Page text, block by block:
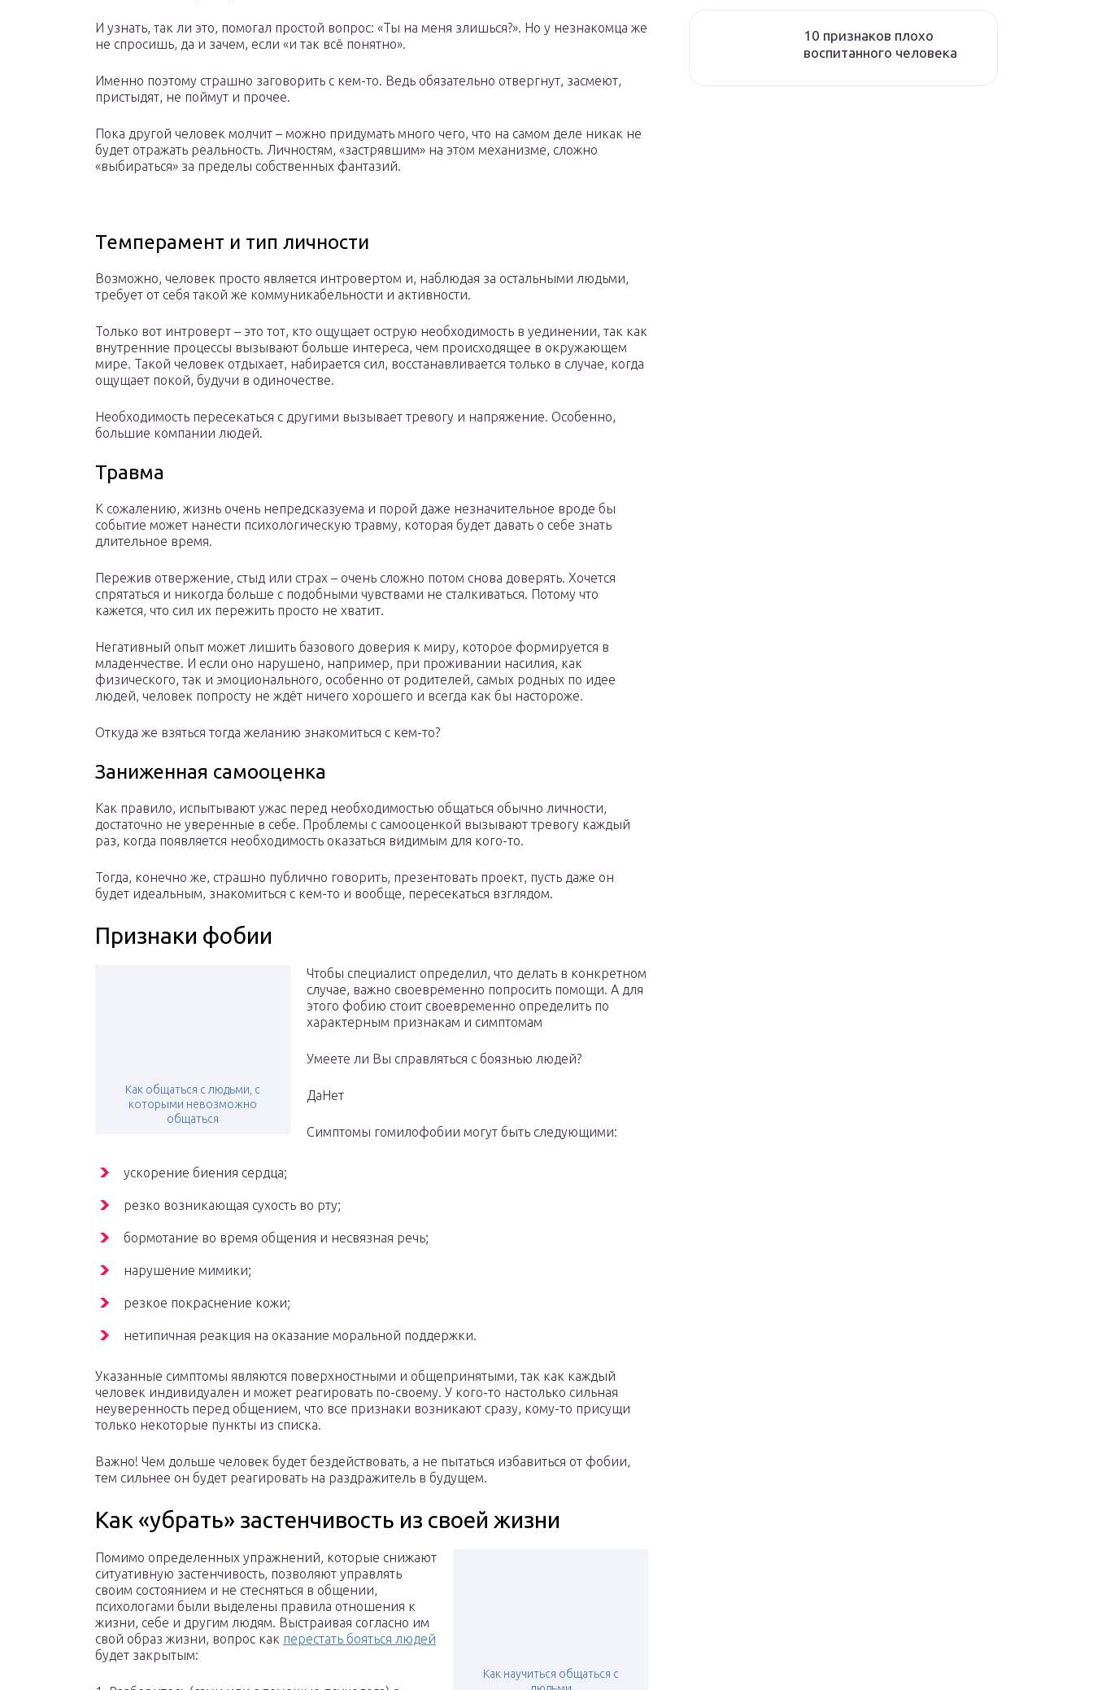
И узнать, так ли это, помогал простой вопрос: «Ты на меня злишься?». Но у незнакомца же
не спросишь, да и зачем, если «и так всё понятно».
Именно поэтому страшно заговорить с кем-то. Ведь обязательно отвергнут, засмеют,
пристыдят, не поймут и прочее.
Пока другой человек молчит – можно придумать много чего, что на самом деле никак не
будет отражать реальность. Личностям, «застрявшим» на этом механизме, сложно
«выбираться» за пределы собственных фантазий.
Темперамент и тип личности
Возможно, человек просто является интровертом и, наблюдая за остальными людьми,
требует от себя такой же коммуникабельности и активности.
Только вот интроверт – это тот, кто ощущает острую необходимость в уединении, так как
внутренние процессы вызывают больше интереса, чем происходящее в окружающем
мире. Такой человек отдыхает, набирается сил, восстанавливается только в случае, когда
ощущает покой, будучи в одиночестве.
Необходимость пересекаться с другими вызывает тревогу и напряжение. Особенно,
большие компании людей.
Травма
К сожалению, жизнь очень непредсказуема и порой даже незначительное вроде бы
событие может нанести психологическую травму, которая будет давать о себе знать
длительное время.
Пережив отвержение, стыд или страх – очень сложно потом снова доверять. Хочется
спрятаться и никогда больше с подобными чувствами не сталкиваться. Потому что
кажется, что сил их пережить просто не хватит.
Негативный опыт может лишить базового доверия к миру, которое формируется в
младенчестве. И если оно нарушено, например, при проживании насилия, как
физического, так и эмоционального, особенно от родителей, самых родных по идее
людей, человек попросту не ждёт ничего хорошего и всегда как бы настороже.
Откуда же взяться тогда желанию знакомиться с кем-то?
Заниженная самооценка
Как правило, испытывают ужас перед необходимостью общаться обычно личности,
достаточно не уверенные в себе. Проблемы с самооценкой вызывают тревогу каждый
раз, когда появляется необходимость оказаться видимым для кого-то.
Тогда, конечно же, страшно публично говорить, презентовать проект, пусть даже он
будет идеальным, знакомиться с кем-то и вообще, пересекаться взглядом.
Признаки фобии
Как общаться с людьми, с
которыми невозможно
общаться
Чтобы специалист определил, что делать в конкретном
случае, важно своевременно попросить помощи. А для
этого фобию стоит своевременно определить по
характерным признакам и симптомам
Умеете ли Вы справляться с боязнью людей?
ДаНет
Симптомы гомилофобии могут быть следующими:
ускорение биения сердца;
резко возникающая сухость во рту;
бормотание во время общения и несвязная речь;
нарушение мимики;
резкое покраснение кожи;
нетипичная реакция на оказание моральной поддержки.
Указанные симптомы являются поверхностными и общепринятыми, так как каждый
человек индивидуален и может реагировать по-своему. У кого-то настолько сильная
неуверенность перед общением, что все признаки возникают сразу, кому-то присущи
только некоторые пункты из списка.
Важно! Чем дольше человек будет бездействовать, а не пытаться избавиться от фобии,
тем сильнее он будет реагировать на раздражитель в будущем.
Как «убрать» застенчивость из своей жизни
Как научиться общаться с
Помимо определенных упражнений, которые снижают
ситуативную застенчивость, позволяют управлять
своим состоянием и не стесняться в общении,
психологами были выделены правила отношения к
жизни, себе и другим людям. Выстраивая согласно им
свой образ жизни, вопрос как перестать бояться людей
будет закрытым:
10 признаков плохо
воспитанного человека